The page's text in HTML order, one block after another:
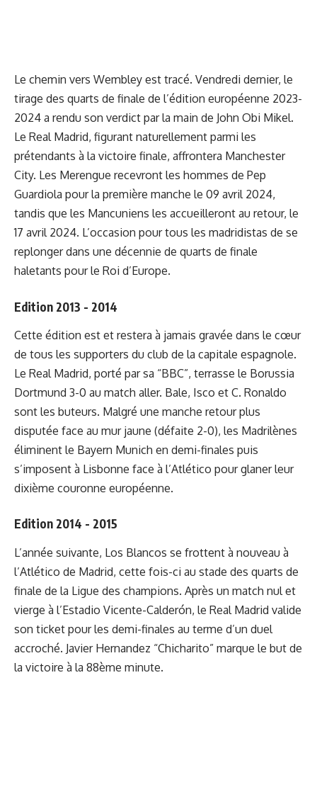
Le chemin vers Wembley est tracé. Vendredi dernier, le
tirage des quarts de finale de l’édition européenne 2023-
2024 a rendu son verdict par la main de John Obi Mikel.
Le Real Madrid, figurant naturellement parmi les
prétendants à la victoire finale, affrontera Manchester
City. Les Merengue recevront les hommes de Pep
Guardiola pour la première manche le 09 avril 2024,
tandis que les Mancuniens les accueilleront au retour, le
17 avril 2024. L’occasion pour tous les madridistas de se
replonger dans une décennie de quarts de finale
haletants pour le Roi d’Europe.
Edition 2013 - 2014
Cette édition est et restera à jamais gravée dans le cœur
de tous les supporters du club de la capitale espagnole.
Le Real Madrid, porté par sa “BBC”, terrasse le Borussia
Dortmund 3-0 au match aller. Bale, Isco et C. Ronaldo
sont les buteurs. Malgré une manche retour plus
disputée face au mur jaune (défaite 2-0), les Madrilènes
éliminent le Bayern Munich en demi-finales puis
s’imposent à Lisbonne face à l’Atlético pour glaner leur
dixième couronne européenne.
Edition 2014 - 2015
L’année suivante, Los Blancos se frottent à nouveau à
l’Atlético de Madrid, cette fois-ci au stade des quarts de
finale de la Ligue des champions. Après un match nul et
vierge à l’Estadio Vicente-Calderón, le Real Madrid valide
son ticket pour les demi-finales au terme d’un duel
accroché. Javier Hernandez “Chicharito” marque le but de
la victoire à la 88ème minute.